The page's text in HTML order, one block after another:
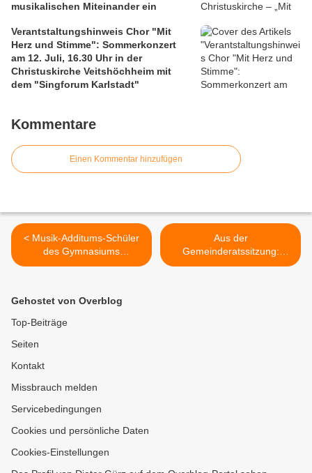
musikalischen Miteinander ein
Verantstaltungshinweis Chor "Mit
Herz und Stimme": Sommerkonzert
am 12. Juli, 16.30 Uhr in der
Christuskirche Veitshöchheim mit
dem "Singforum Karlstadt"
Kommentare
Einen Kommentar hinzufügen
< Musik-Additums-Schüler
des Gymnasiums
Veitshöchheim bescherten
Aus der
Gemeinderatssitzung:
Vereidigung Beate
Gehostet von Overblog
Top-Beiträge
Seiten
Kontakt
Missbrauch melden
Servicebedingungen
Cookies und persönliche Daten
Cookies-Einstellungen